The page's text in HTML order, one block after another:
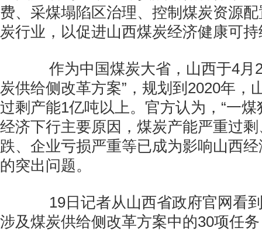
费、采煤塌陷区治理、控制煤炭资源
炭行业，以促进山西煤炭经济健康可
作为中国煤炭大省，山西于4月
炭供给侧改革方案”，规划到2020年，
过剩产能1亿吨以上。官方认为，“一煤
经济下行主要原因，煤炭产能严重过
跌、企业亏损严重等已成为影响山西
的突出问题。
19日记者从山西省政府官网看到
涉及煤炭供给侧改革方案中的30项任